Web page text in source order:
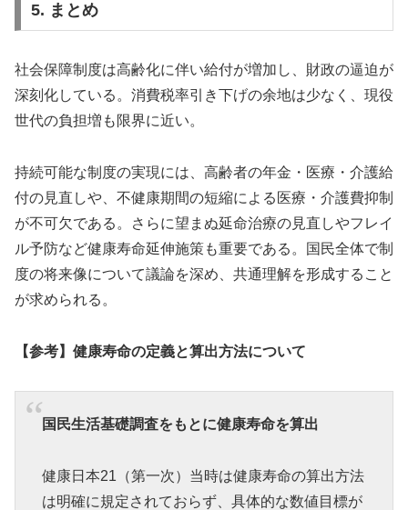
5. まとめ
社会保障制度は高齢化に伴い給付が増加し、財政の逼迫が
深刻化している。消費税率引き下げの余地は少なく、現役
世代の負担増も限界に近い。
持続可能な制度の実現には、高齢者の年金・医療・介護給
付の見直しや、不健康期間の短縮による医療・介護費抑制
が不可欠である。さらに望まぬ延命治療の見直しやフレイ
ル予防など健康寿命延伸施策も重要である。国民全体で制
度の将来像について議論を深め、共通理解を形成すること
が求められる。
【参考】健康寿命の定義と算出方法について
国民生活基礎調査をもとに健康寿命を算出
健康日本21（第一次）当時は健康寿命の算出方法
は明確に規定されておらず、具体的な数値目標が